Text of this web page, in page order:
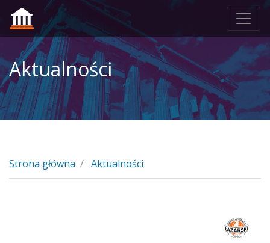
Aktualności
Strona główna Aktualności